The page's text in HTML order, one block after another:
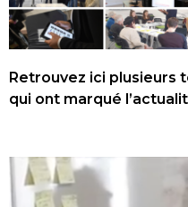
Retrouvez ici plusieurs
qui ont marqué